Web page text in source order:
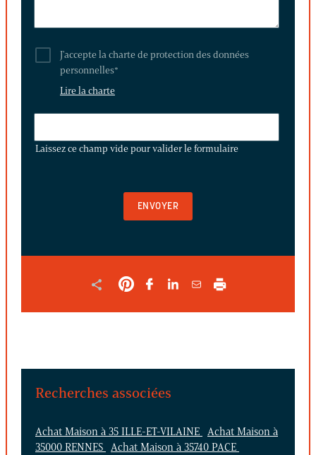
J'accepte la charte de protection des données
personnelles*
Lire la charte
CHAMP
Laissez ce champ vide pour valider le formulaire
Recherches associées
Achat Maison à 35 ILLE-ET-VILAINE
Achat Maison à
35000 RENNES
Achat Maison à 35740 PACE